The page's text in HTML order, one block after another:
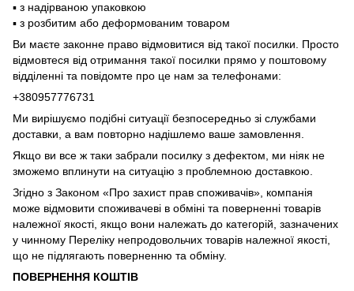
▪️ з надірваною упаковкою
▪️ з розбитим або деформованим товаром
Ви маєте законне право відмовитися від такої посилки. Просто
відмовтеся від отримання такої посилки прямо у поштовому
відділенні та повідомте про це нам за телефонами:
+380957776731
Ми вирішуємо подібні ситуації безпосередньо зі службами
доставки, а вам повторно надішлемо ваше замовлення.
Якщо ви все ж таки забрали посилку з дефектом, ми ніяк не
зможемо вплинути на ситуацію з проблемною доставкою.
Згідно з Законом «Про захист прав споживачів», компанія
може відмовити споживачеві в обміні та поверненні товарів
належної якості, якщо вони належать до категорій, зазначених
у чинному Переліку непродовольчих товарів належної якості,
що не підлягають поверненню та обміну.
ПОВЕРНЕННЯ КОШТІВ